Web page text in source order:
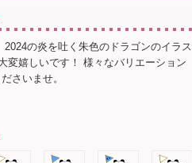
の炎を吐く朱色のドラゴンのイラス
嬉しいです！ 様々なバリエーション
さいませ。